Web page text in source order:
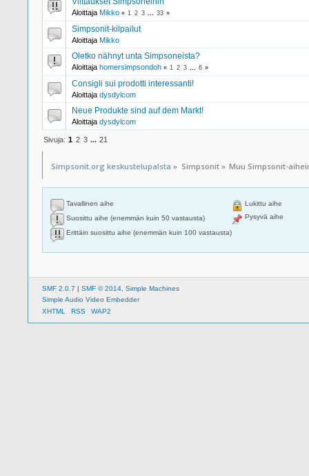
Aloittaja Mikko « 1 2 3 ... 33 »
Simpsonit-kilpailut
Aloittaja Mikko
Oletko nähnyt unta Simpsoneista?
Aloittaja homersimpsondoh « 1 2 3 ... 6 »
Consigli sui prodotti interessanti!
Aloittaja dysdylcom
Neue Produkte sind auf dem Markt!
Aloittaja dysdylcom
Sivuja: 1 2 3 ... 21
Simpsonit.org keskustelupalsta » Simpsonit» Muu Simpsonit-
Tavallinen aihe
Suosittu aihe (enemmän kuin 50 vastausta)
Erittäin suosittu aihe (enemmän kuin 100 vastausta)
Lukittu aihe
Pysyvä aihe
SMF 2.0.7 SMF © 2014, Simple Machines
Simple Audio Video Embedder
XHTML
RSS WAP2